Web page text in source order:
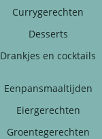
Currygerechten
Desserts
Drankjes en cocktails
Eenpansmaaltijden
Eiergerechten
Groentegerechten